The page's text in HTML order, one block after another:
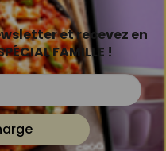
et recevez en
FAMILLE !